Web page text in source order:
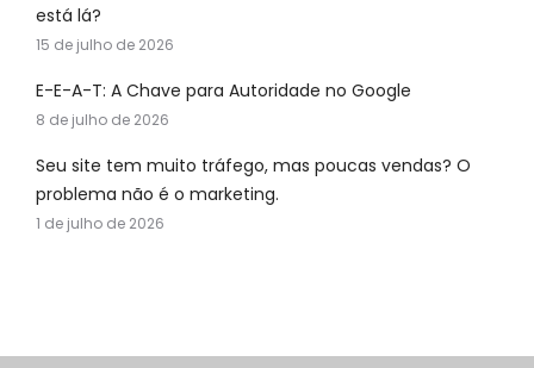
está lá?
15 de julho de 2026
E-E-A-T: A Chave para Autoridade no Google
8 de julho de 2026
Seu site tem muito tráfego, mas poucas vendas? O
problema não é o marketing.
1 de julho de 2026